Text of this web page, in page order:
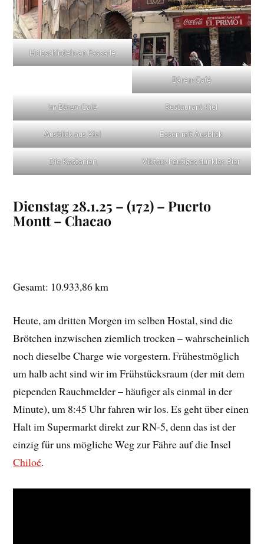
Holzschindeln an Fassade
Bären-Café
Im Bären-Café Restaurant Kiel
Ausblick aus Kiel Essen mit Ausblick
Die Kastanien Viktors heutiges dunkles Bier
Dienstag 28.1.25 – (172) – Puerto
Montt – Chacao
Gesamt: 10.933,86 km
Heute, am dritten Morgen im selben Hostal, sind die
Brötchen inzwischen ziemlich trocken – wahrscheinlich
noch dieselbe Charge wie vorgestern. Frühestmöglich
um halb acht sind wir im Frühstücksraum (der mit dem
piependen Rauchmelder – häufiger als einmal in der
Minute), um 8:45 Uhr fahren wir los. Es geht über einen
Halt im Supermarkt direkt zur RN-5, denn das ist der
einzig für uns mögliche Weg zur Fähre auf die Insel
Chiloé.